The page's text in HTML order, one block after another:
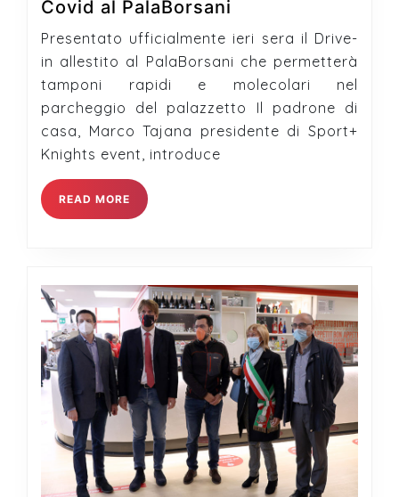
Covid al PalaBorsani
Drive-
In
Covid
al
PalaBorsani
Presentato ufficialmente ieri sera il Drive-
in allestito al PalaBorsani che permetterà
tamponi rapidi e molecolari nel
parcheggio del palazzetto Il padrone di
casa, Marco Tajana presidente di Sport+
Knights event, introduce
READ MORE READ
MORE